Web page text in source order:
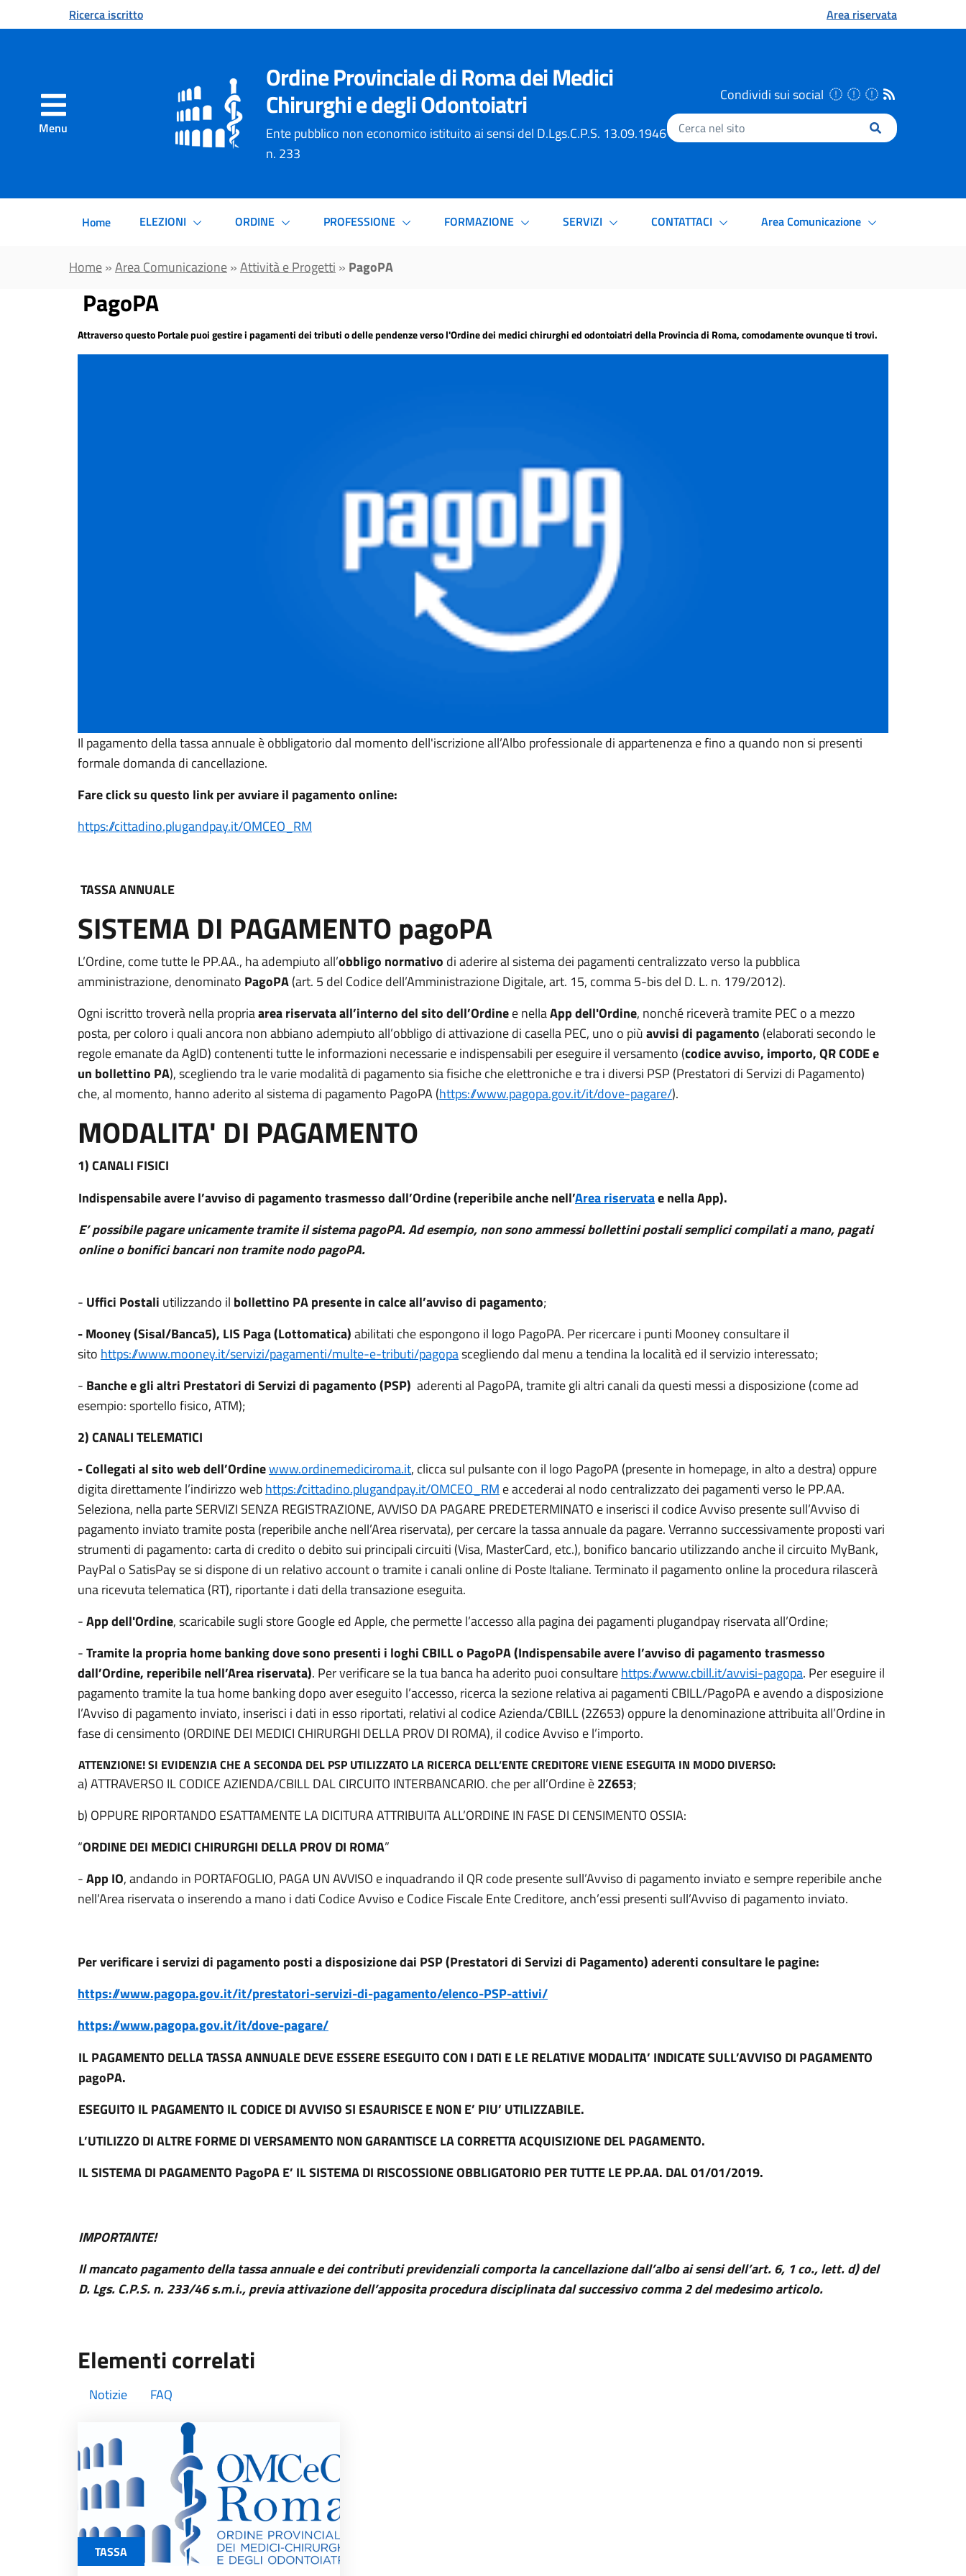
al contenuto principale
Ricerca iscritto Area riservata
Menu
Ordine Provinciale di Roma dei Medici
Chirurghi e degli Odontoiatri
Ente pubblico non economico istituito ai sensi del D.Lgs.C.P.S. 13.09.1946
n. 233
Condividi sui social
Inserisci
il
Home
ELEZIONI ORDINE PROFESSIONE FORMAZIONE SERVIZI CONTATTACI Area Comunicazione
Home»Area Comunicazione»Attività e Progetti » PagoPA
PagoPA
Attraverso questo Portale puoi gestire i pagamenti dei tributi o delle pendenze verso l'Ordine dei medici chirurghi ed odontoiatri della Provincia di Roma, comodamente ovunque ti trovi.
Il pagamento della tassa annuale è obbligatorio dal momento dell'iscrizione all’Albo professionale di appartenenza e fino a quando non si presenti
formale domanda di cancellazione.
Fare click su questo link per avviare il pagamento online:
https://cittadino.plugandpay.it/OMCEO_RM
TASSA ANNUALE
SISTEMA DI PAGAMENTO pagoPA
L’Ordine, come tutte le PP.AA., ha adempiuto all’obbligo normativo di aderire al sistema dei pagamenti centralizzato verso la pubblica
amministrazione, denominato PagoPA(art. 5 del Codice dell’Amministrazione Digitale, art. 15, comma 5-bis del D. L. n. 179/2012).
Ogni iscritto troverà nella propriaarea riservata all’interno del sito dell’Ordinee nellaApp dell'Ordine, nonché riceverà tramite PEC o a mezzo
posta, per coloro i quali ancora non abbiano adempiuto all’obbligo di attivazione di casella PEC, uno o piùavvisi di pagamento (elaborati secondo le
regole emanate da AgID) contenenti tutte le informazioni necessarie e indispensabili per eseguire il versamento (codice avviso, importo, QR CODE e
un bollettino PA), scegliendo tra le varie modalità di pagamento sia fisiche che elettroniche e tra i diversi PSP (Prestatori di Servizi di Pagamento)
che, al momento, hanno aderito al sistema di pagamento PagoPA (https://www.pagopa.gov.it/it/dove-pagare/).
MODALITA' DI PAGAMENTO
1) CANALI FISICI
Indispensabile avere l’avviso di pagamento trasmesso dall’Ordine (reperibile anche nell’Area riservatae nella App).
E’ possibile pagare unicamente tramite il sistema pagoPA. Ad esempio, non sono ammessi bollettini postali semplici compilati a mano, pagati
online o bonifici bancari non tramite nodo pagoPA.
- Uffici Postali utilizzando il bollettino PA presente in calce all’avviso di pagamento;
- Mooney (Sisal/Banca5), LIS Paga (Lottomatica)abilitati che espongono il logo PagoPA. Per ricercare i punti Mooney consultare il
sito https://www.mooney.it/servizi/pagamenti/multe-e-tributi/pagopascegliendo dal menu a tendina la località ed il servizio interessato;
- Banche e gli altri Prestatori di Servizi di pagamento (PSP) aderenti al PagoPA, tramite gli altri canali da questi messi a disposizione (come ad
esempio: sportello fisico, ATM);
2) CANALI TELEMATICI
-Collegati al sito web dell’Ordinewww.ordinemediciroma.it, clicca sul pulsante con il logo PagoPA (presente in homepage, in alto a destra) oppure
digita direttamente l’indirizzo webhttps://cittadino.plugandpay.it/OMCEO_RM e accederai al nodo centralizzato dei pagamenti verso le PP.AA.
Seleziona, nella parte SERVIZI SENZA REGISTRAZIONE, AVVISO DA PAGARE PREDETERMINATO e inserisci il codice Avviso presente sull’Avviso di
pagamento inviato tramite posta (reperibile anche nell’Area riservata), per cercare la tassa annuale da pagare. Verranno successivamente proposti vari
strumenti di pagamento: carta di credito o debito sui principali circuiti (Visa, MasterCard, etc.), bonifico bancario utilizzando anche il circuito MyBank,
PayPal o SatisPay se si dispone di un relativo account o tramite i canali online di Poste Italiane. Terminato il pagamento online la procedura rilascerà
una ricevuta telematica (RT), riportante i dati della transazione eseguita.
-App dell'Ordine, scaricabile sugli store Google ed Apple, che permette l’accesso alla pagina dei pagamenti plugandpay riservata all’Ordine;
-Tramite la propria home banking dove sono presenti i loghi CBILL o PagoPA (Indispensabile avere l’avviso di pagamento trasmesso
dall’Ordine, reperibile nell’Area riservata). Per verificare se la tua banca ha aderito puoi consultarehttps://www.cbill.it/avvisi-pagopa. Per eseguire il
pagamento tramite la tua home banking dopo aver eseguito l’accesso, ricerca la sezione relativa ai pagamenti CBILL/PagoPA e avendo a disposizione
l’Avviso di pagamento inviato, inserisci i dati in esso riportati, relativi al codice Azienda/CBILL (2Z653) oppure la denominazione attribuita all’Ordine in
fase di censimento (ORDINE DEI MEDICI CHIRURGHI DELLA PROV DI ROMA), il codice Avviso e l’importo.
ATTENZIONE!SI EVIDENZIA CHE A SECONDA DEL PSP UTILIZZATO LA RICERCA DELL’ENTE CREDITORE VIENE ESEGUITA IN MODO DIVERSO:
a) ATTRAVERSO IL CODICE AZIENDA/CBILL DAL CIRCUITO INTERBANCARIO. che per all’Ordine è2Z653;
b) OPPURE RIPORTANDO ESATTAMENTE LA DICITURA ATTRIBUITA ALL’ORDINE IN FASE DI CENSIMENTO OSSIA:
“ORDINE DEI MEDICI CHIRURGHI DELLA PROV DI ROMA”
-App IO, andando in PORTAFOGLIO, PAGA UN AVVISO e inquadrando il QR code presente sull’Avviso di pagamento inviato e sempre reperibile anche
nell’Area riservata o inserendo a mano i dati Codice Avviso e Codice Fiscale Ente Creditore, anch’essi presenti sull’Avviso di pagamento inviato.
Per verificare i servizi di pagamento posti a disposizione dai PSP (Prestatori di Servizi di Pagamento) aderenti consultare le pagine:
https://www.pagopa.gov.it/it/prestatori-servizi-di-pagamento/elenco-PSP-attivi/
https://www.pagopa.gov.it/it/dove-pagare/
IL PAGAMENTO DELLA TASSA ANNUALE DEVE ESSERE ESEGUITO CON I DATI E LE RELATIVE MODALITA’ INDICATE SULL’AVVISO DI PAGAMENTO
pagoPA.
ESEGUITO IL PAGAMENTO IL CODICE DI AVVISO SI ESAURISCE E NON E’ PIU’ UTILIZZABILE.
L’UTILIZZO DI ALTRE FORME DI VERSAMENTO NON GARANTISCE LA CORRETTA ACQUISIZIONE DEL PAGAMENTO.
IL SISTEMA DI PAGAMENTO PagoPA E’ IL SISTEMA DI RISCOSSIONE OBBLIGATORIO PER TUTTE LE PP.AA. DAL 01/01/2019.
IMPORTANTE!
Il mancato pagamento della tassa annuale e dei contributi previdenziali comporta la cancellazione dall’albo ai sensi dell’art. 6, 1 co., lett. d) del
D. Lgs. C.P.S. n. 233/46 s.m.i., previa attivazione dell’apposita procedura disciplinata dal successivo comma 2 del medesimo articolo.
Elementi correlati
Notizie FAQ
TASSA